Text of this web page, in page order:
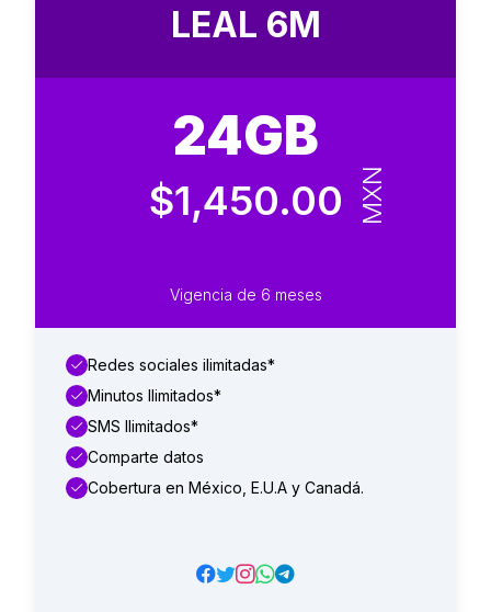
LEAL 6M
24GB
$1,450.00 MXN
Vigencia de 6 meses
Redes sociales ilimitadas*
Minutos Ilimitados*
SMS Ilimitados*
Comparte datos
Cobertura en México, E.U.A y Canadá.